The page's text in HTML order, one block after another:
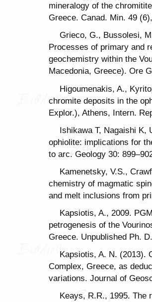
mineralogy of the
Greece. Canad. Min. 49
Grieco, G., Bussolesi,
Processes of primary and
geochemistry within the
Macedonia, Greece). Ore
Higoumenakis, A.,
chromite deposits in the
Explor.), Athens, Intern.
Ishikawa T, Nagaishi K,
ophiolite: implications for
to arc. Geology 30:
Kamenetsky, V.S.,
chemistry of magmatic
and melt inclusions from
Kapsiotis, A., 2009.
petrogenesis of the
Greece. Unpublished Ph.
Kapsiotis, A. N. (2013).
Complex, Greece, as
variations. Journal of
Keays, R.R., 1995. The